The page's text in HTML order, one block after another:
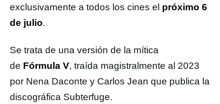
exclusivamente a todos los cines el próximo 6
de julio.
Se trata de una versión de la mítica
de Fórmula V, traída magistralmente al 2023
por Nena Daconte y Carlos Jean que publica la
discográfica Subterfuge.